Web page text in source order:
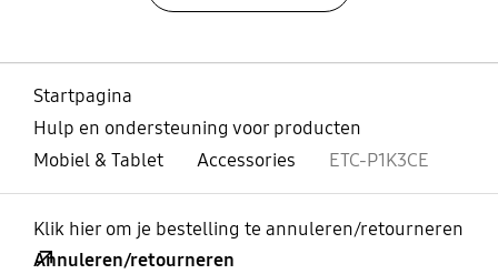
Startpagina
Hulp en ondersteuning voor producten
Mobiel & Tablet
Accessories ETC-P1K3CE
Klik hier om je bestelling te annuleren/retourneren
Annuleren/retourneren